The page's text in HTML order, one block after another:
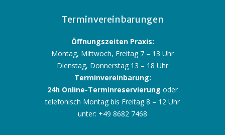
Terminvereinbarungen
Öffnungszeiten Praxis:
Montag, Mittwoch, Freitag 7 – 13 Uhr
Dienstag, Donnerstag 13 – 18 Uhr
Terminvereinbarung:
24h Online-Terminreservierung oder
telefonisch Montag bis Freitag 8 – 12 Uhr
unter: +49 8682 7468